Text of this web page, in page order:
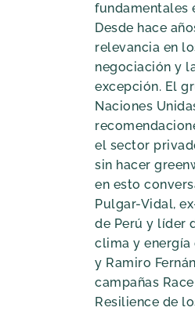
fundamentales
Desde hace
relevancia en
negociación y
excepción. El
Naciones
el sector
sin hacer
en esto
Pulgar-Vidal,
de Perú y líder
clima y energía
y Ramiro
campañas
Resilience de